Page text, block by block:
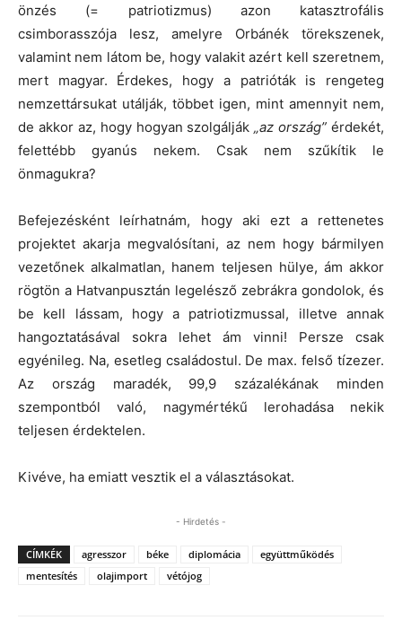
önzés (= patriotizmus) azon katasztrofális
csimborasszója lesz, amelyre Orbánék törekszenek,
valamint nem látom be, hogy valakit azért kell szeretnem,
mert magyar. Érdekes, hogy a patrióták is rengeteg
nemzettársukat utálják, többet igen, mint amennyit nem,
de akkor az, hogy hogyan szolgálják „az ország” érdekét,
felettébb gyanús nekem. Csak nem szűkítik le
önmagukra?
Befejezésként leírhatnám, hogy aki ezt a rettenetes
projektet akarja megvalósítani, az nem hogy bármilyen
vezetőnek alkalmatlan, hanem teljesen hülye, ám akkor
rögtön a Hatvanpusztán legelésző zebrákra gondolok, és
be kell lássam, hogy a patriotizmussal, illetve annak
hangoztatásával sokra lehet ám vinni! Persze csak
egyénileg. Na, esetleg családostul. De max. felső tízezer.
Az ország maradék, 99,9 százalékának minden
szempontból való, nagymértékű lerohadása nekik
teljesen érdektelen.
Kivéve, ha emiatt vesztik el a választásokat.
- Hirdetés -
CÍMKÉK agresszor béke diplomácia
együttműködés
mentesítés
olajimport vétójog